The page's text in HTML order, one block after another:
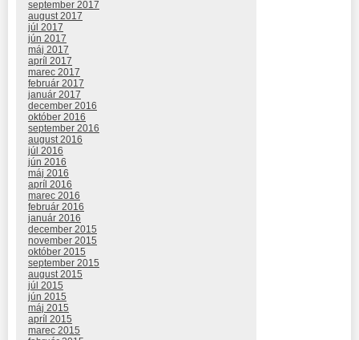
september 2017
august 2017
júl 2017
jún 2017
máj 2017
apríl 2017
marec 2017
február 2017
január 2017
december 2016
október 2016
september 2016
august 2016
júl 2016
jún 2016
máj 2016
apríl 2016
marec 2016
február 2016
január 2016
december 2015
november 2015
október 2015
september 2015
august 2015
júl 2015
jún 2015
máj 2015
apríl 2015
marec 2015